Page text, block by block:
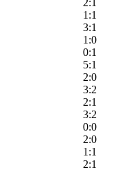
2:1
1:1
3:1
1:0
0:1
5:1
2:0
3:2
2:1
3:2
0:0
2:0
1:1
2:1